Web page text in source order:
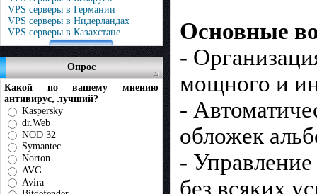
VPS серверы в Германии
VPS серверы в Нидерландах
VPS серверы в Казахстане
Опрос
Какой по вашему мнению
антивирус, лучший?
Kaspersky
dr.Web
NOD 32
Symantec
Norton
AVG
Avira
Основные
-
мощного и
-
обложек
-
без всяких